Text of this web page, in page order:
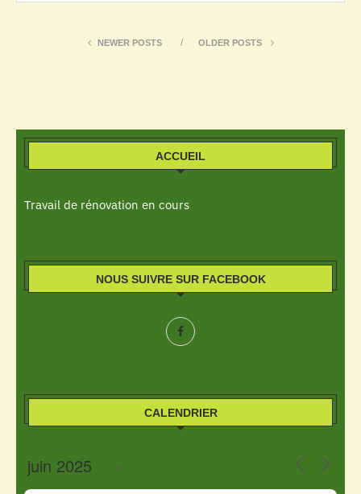
NEWER POSTS OLDER POSTS
ACCUEIL
Travail de rénovation en cours
NOUS SUIVRE SUR FACEBOOK
CALENDRIER